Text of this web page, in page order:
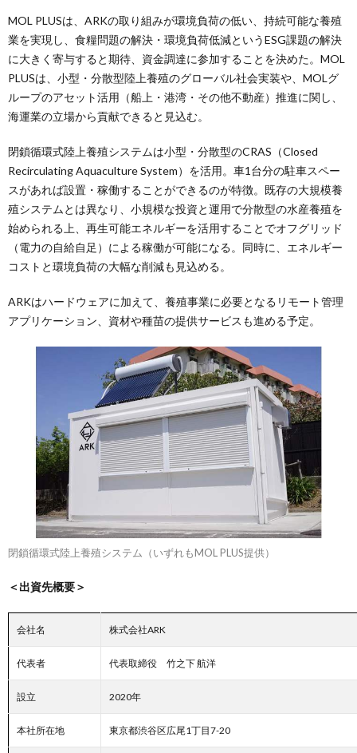
MOL PLUSは、ARKの取り組みが環境負荷の低い、持続可能な養殖
業を実現し、食糧問題の解決・環境負荷低減というESG課題の解決
に大きく寄与すると期待、資金調達に参加することを決めた。MOL
PLUSは、小型・分散型陸上養殖のグローバル社会実装や、MOLグ
ループのアセット活用（船上・港湾・その他不動産）推進に関し、
海運業の立場から貢献できると見込む。
閉鎖循環式陸上養殖システムは小型・分散型のCRAS（Closed
Recirculating Aquaculture System）を活用。車1台分の駐車スペー
スがあれば設置・稼働することができるのが特徴。既存の大規模養
殖システムとは異なり、小規模な投資と運用で分散型の水産養殖を
始められる上、再生可能エネルギーを活用することでオフグリッド
（電力の自給自足）による稼働が可能になる。同時に、エネルギー
コストと環境負荷の大幅な削減も見込める。
ARKはハードウェアに加えて、養殖事業に必要となるリモート管理
アプリケーション、資材や種苗の提供サービスも進める予定。
閉鎖循環式陸上養殖システム（いずれもMOL PLUS提供）
＜出資先概要＞
会社名 株式会社ARK
代表者 代表取締役 竹之下 航洋
設立 2020年
本社所在地 東京都渋谷区広尾1丁目7-20